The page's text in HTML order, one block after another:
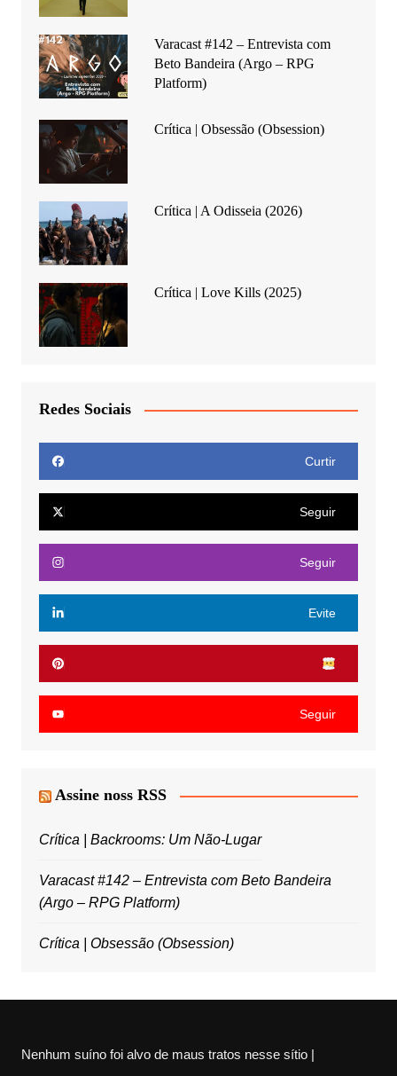
Varacast #142 – Entrevista com
Beto Bandeira (Argo – RPG
Platform)
Crítica | Obsessão (Obsession)
Crítica | A Odisseia (2026)
Crítica | Love Kills (2025)
Redes Sociais
Curtir
Seguir
Seguir
Evite
Seguir
Assine noss RSS
Crítica | Backrooms: Um Não-Lugar
Varacast #142 – Entrevista com Beto Bandeira
(Argo – RPG Platform)
Crítica | Obsessão (Obsession)
Nenhum suíno foi alvo de maus tratos nesse sítio |